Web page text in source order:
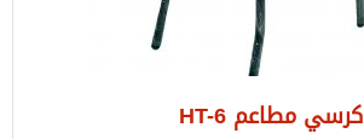
كرسي مطاعم HT-6